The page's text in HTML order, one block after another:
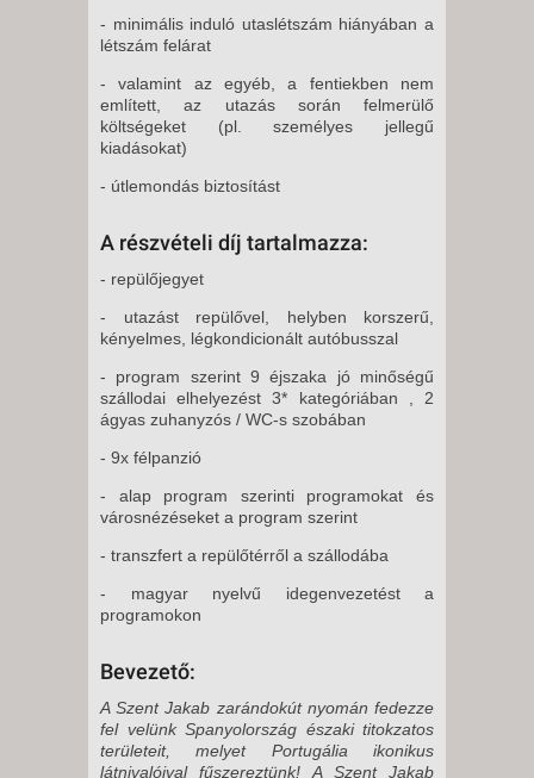
- minimális induló utaslétszám hiányában a
létszám felárat
- valamint az egyéb, a fentiekben nem
említett, az utazás során felmerülő
költségeket (pl. személyes jellegű
kiadásokat)
- útlemondás biztosítást
A részvételi díj tartalmazza:
- repülőjegyet
- utazást repülővel, helyben korszerű,
kényelmes, légkondicionált autóbusszal
- program szerint 9 éjszaka jó minőségű
szállodai elhelyezést 3* kategóriában , 2
ágyas zuhanyzós / WC-s szobában
- 9x félpanzió
- alap program szerinti programokat és
városnézéseket a program szerint
- transzfert a repülőtérről a szállodába
- magyar nyelvű idegenvezetést a
programokon
Bevezető:
A Szent Jakab zarándokút nyomán fedezze
fel velünk Spanyolország északi titokzatos
területeit, melyet Portugália ikonikus
látnivalóival fűszereztünk! A Szent Jakab